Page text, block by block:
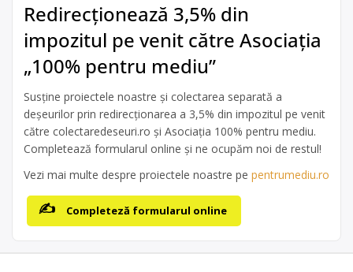
Redirecționează 3,5% din
impozitul pe venit către Asociația
„100% pentru mediu”
Susține proiectele noastre și colectarea separată a
deșeurilor prin redirecționarea a 3,5% din impozitul pe venit
către colectaredeseuri.ro și Asociația 100% pentru mediu.
Completează formularul online și ne ocupăm noi de restul!
Vezi mai multe despre proiectele noastre pe pentrumediu.ro
Completeză formularul online